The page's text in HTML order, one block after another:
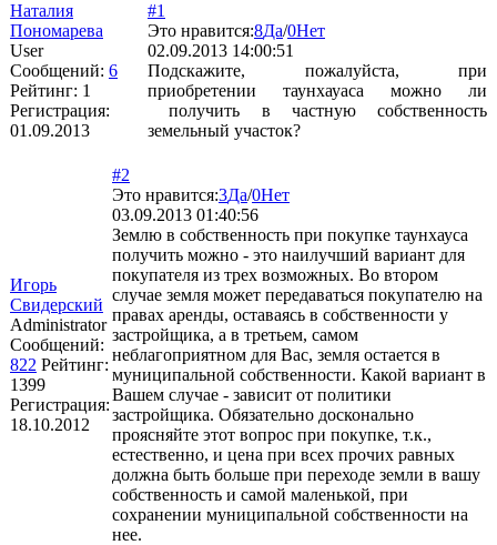
Наталия
Пономарева
User
Сообщений: 6
Рейтинг: 1
Регистрация:
01.09.2013
#1
Это нравится:8Да/0Нет
02.09.2013 14:00:51
Подскажите, пожалуйста, при
приобретении таунхауаса можно ли
получить в частную собственность
земельный участок?
Игорь
Свидерский
Administrator
Сообщений:
822 Рейтинг:
1399
Регистрация:
18.10.2012
#2
Это нравится:3Да/0Нет
03.09.2013 01:40:56
Землю в собственность при покупке таунхауса
получить можно - это наилучший вариант для
покупателя из трех возможных. Во втором
случае земля может передаваться покупателю на
правах аренды, оставаясь в собственности у
застройщика, а в третьем, самом
неблагоприятном для Вас, земля остается в
муниципальной собственности. Какой вариант в
Вашем случае - зависит от политики
застройщика. Обязательно досконально
проясняйте этот вопрос при покупке, т.к.,
естественно, и цена при всех прочих равных
должна быть больше при переходе земли в вашу
собственность и самой маленькой, при
сохранении муниципальной собственности на
нее.